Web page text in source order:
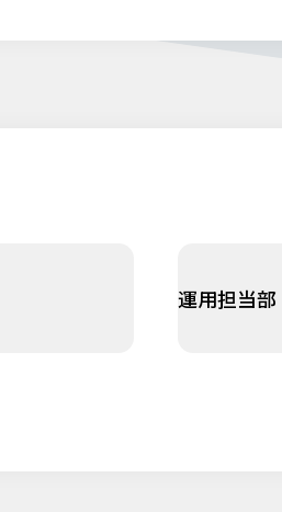
運用担当部